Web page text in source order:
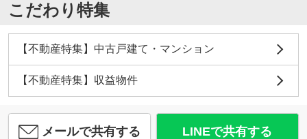
こだわり特集
【不動産特集】中古戸建て・マンション
【不動産特集】収益物件
メールで共有する LINEで共有する